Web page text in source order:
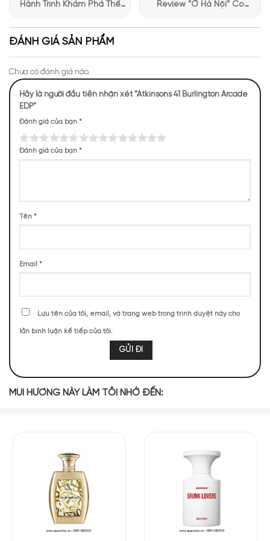
NHỮNG NOTE HƯƠNG THEO CẢM NHẬN
47 (7,89%) 46 (7,72%) 45 (7,55%) 45 (7,55%)
Hạt nhục đậu
Cam Thảo Bạch Đậu Khấu Ớt Anh Đào
Hành Trình Khám Phá Thế
Review “Ở Hà Nội” Có
ĐÁNH GIÁ SẢN PHẨM
Chưa có đánh giá nào.
Hãy là người đầu tiên nhận xét “Atkinsons 41 Burlington Arcade
EDP”
Đánh giá của bạn *
Đánh giá của bạn *
Tên *
Email *
Lưu tên của tôi, email, và trang web trong trình duyệt này cho
lần bình luận kế tiếp của tôi.
MÙI HƯƠNG NÀY LÀM TÔI NHỚ ĐẾN: